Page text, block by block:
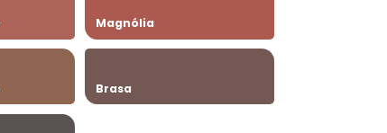
Magnólia
Brasa